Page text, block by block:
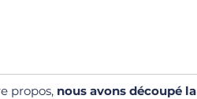
propos, nous avons découpé la